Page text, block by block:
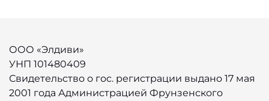
ООО «Элдиви»
УНП 101480409
Свидетельство о гос. регистрации выдано 17 мая
2001 года Администрацией Фрунзенского